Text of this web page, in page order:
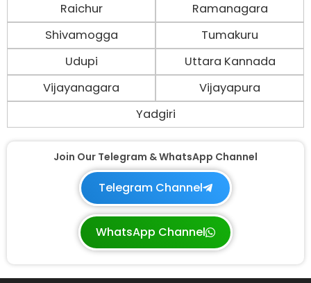
Raichur
Ramanagara
Shivamogga
Tumakuru
Udupi
Uttara Kannada
Vijayanagara
Vijayapura
Yadgiri
Join Our Telegram & WhatsApp Channel
Telegram Channel
WhatsApp Channel